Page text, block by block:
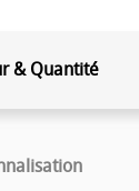
& Quantité